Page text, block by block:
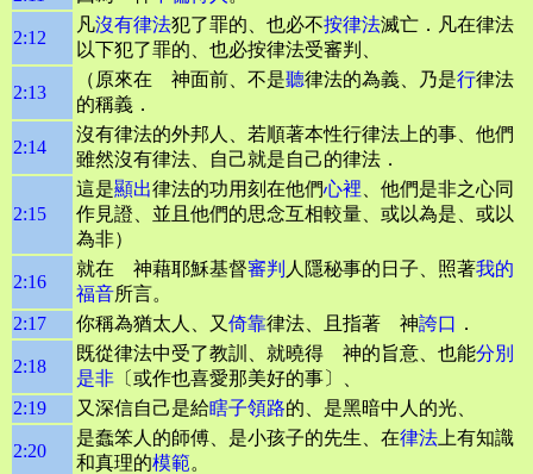
2:12
凡沒有律法犯了罪的、也必不按律法滅亡．凡在律法
以下犯了罪的、也必按律法受審判、
2:13
（原來在 神面前、不是聽律法的為義、乃是行律法
的稱義．
2:14
沒有律法的外邦人、若順著本性行律法上的事、他們
雖然沒有律法、自己就是自己的律法．
2:15
這是顯出律法的功用刻在他們心裡 、他們是非之心同
作見證、並且他們的思念互相較量、或以為是、或以
為非）
2:16
就在 神藉耶穌基督審判 人隱秘事的日子、照著我的
福音所言。
2:17
你稱為猶太人、又 倚靠律法、且指著 神誇口 ．
2:18
既從律法中受了教訓、就曉得 神的旨意、也能分別
是非 〔或作也喜愛那美好的事〕、
2:19
又深信自己是給瞎子領路的、是黑暗中人的光、
2:20
是蠢笨人的師傅、是小孩子的先生、在律法 上有知識
和真理的模範。